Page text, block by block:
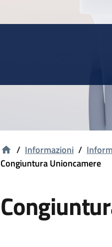
/ Informazioni /
Congiuntura Unioncamere